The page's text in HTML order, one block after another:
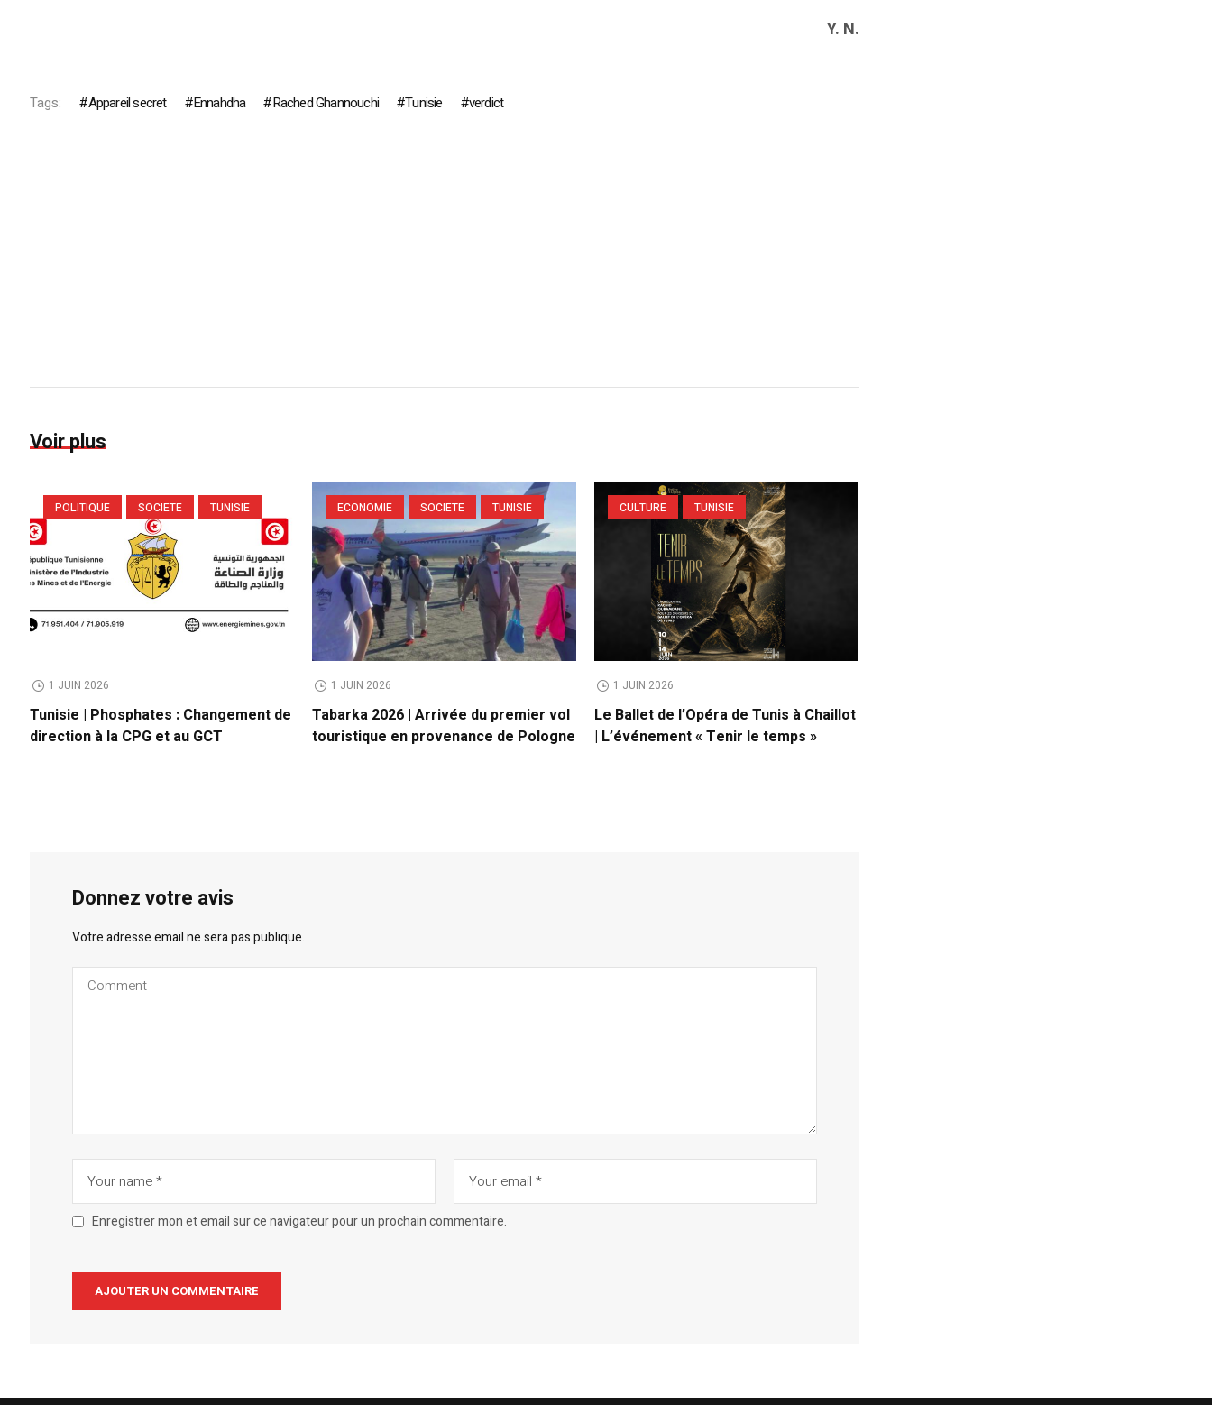
Y. N.
Tags: Appareil secret Ennahdha Rached Ghannouchi Tunisie verdict
Voir plus
POLITIQUE SOCIETE TUNISIE
1 JUIN 2026
Tunisie | Phosphates : Changement de
direction à la CPG et au GCT
ECONOMIE SOCIETE TUNISIE
1 JUIN 2026
Tabarka 2026 | Arrivée du premier vol
touristique en provenance de Pologne
CULTURE TUNISIE
1 JUIN 2026
Le Ballet de l’Opéra de Tunis à Chaillot
| L’événement « Tenir le temps »
Donnez votre avis
Votre adresse email ne sera pas publique.
Enregistrer mon et email sur ce navigateur pour un prochain commentaire.